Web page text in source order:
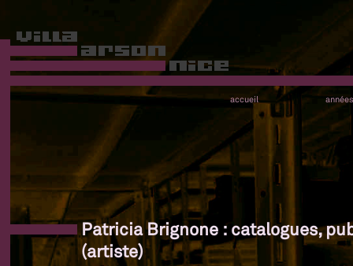
accueil années
Patricia Brignone : catalogues,
(artiste)